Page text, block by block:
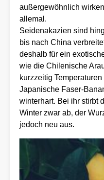
außergewöhnlich
allemal.
Seidenakazien sind
bis nach China
deshalb für ein
wie die Chilenische
kurzzeitig
Japanische Faser-
winterhart. Bei ihr stirbt
Winter zwar ab, der
jedoch neu aus.